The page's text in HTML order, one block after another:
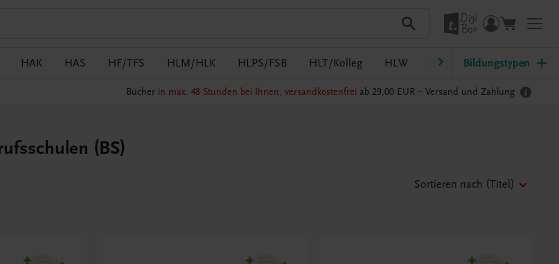
HAK HAS HF/TFS HLM/HLK HLPS/FSB HLT/Kolleg HLW HTL/FS LW/LWBF
Bildungstypen
Bücher in max. 48 Stunden bei Ihnen, versandkostenfrei ab 29,00 EUR – Versand und Zahlung
(BS)
Sortieren nach (Titel)